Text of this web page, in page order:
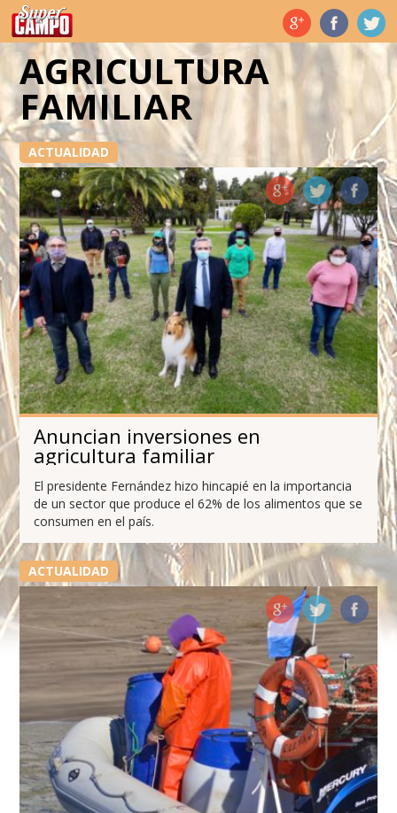
Temas de hoy
AGRICULTURA
FAMILIAR
ACTUALIDAD
Anuncian inversiones en
agricultura familiar
El presidente Fernández hizo hincapié en la importancia
de un sector que produce el 62% de los alimentos que se
consumen en el país.
ACTUALIDAD